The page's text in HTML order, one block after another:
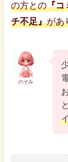
の方との『コ
チ不足』があ
のぞみ